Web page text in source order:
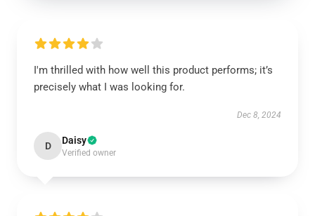
I'm thrilled with how well this product performs; it’s
precisely what I was looking for.
Dec 8, 2024
D Daisy
Verified owner